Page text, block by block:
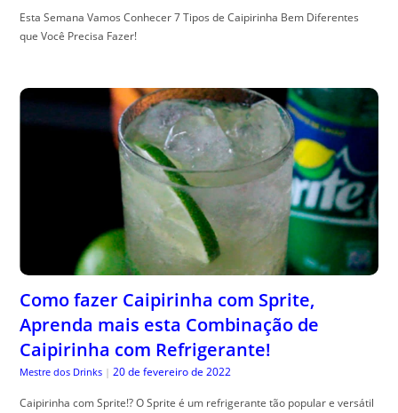
Esta Semana Vamos Conhecer 7 Tipos de Caipirinha Bem Diferentes
que Você Precisa Fazer!
Como fazer Caipirinha com Sprite,
Aprenda mais esta Combinação de
Caipirinha com Refrigerante!
Mestre dos Drinks | 20 de fevereiro de 2022
Caipirinha com Sprite!? O Sprite é um refrigerante tão popular e versátil